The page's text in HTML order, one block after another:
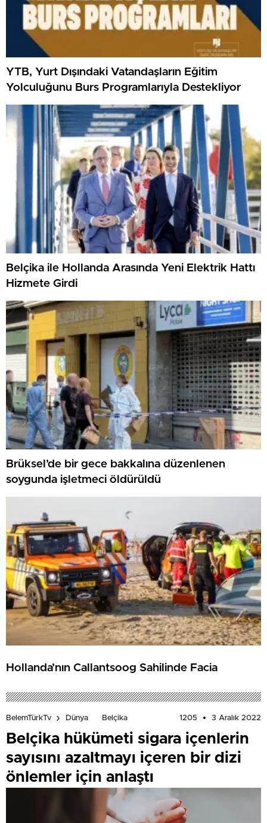
YTB, Yurt Dışındaki Vatandaşların Eğitim
Yolculuğunu Burs Programlarıyla Destekliyor
Belçika ile Hollanda Arasında Yeni Elektrik Hattı
Hizmete Girdi
Brüksel’de bir gece bakkalına düzenlenen
soygunda işletmeci öldürüldü
Hollanda’nın Callantsoog Sahilinde Facia
BelemTürkTv Dünya Belçika 1205 3 Aralık 2022
Belçika hükümeti sigara içenlerin
sayısını azaltmayı içeren bir dizi
önlemler için anlaştı